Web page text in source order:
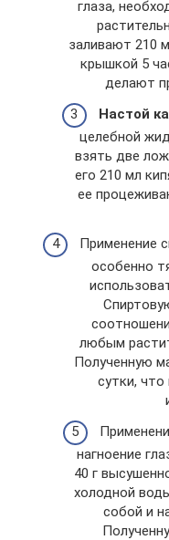
глаза,
заливают 210
крышкой 5
делают
Настой
целебной
взять две
его 210 мл
ее
Применение
особенно
любым
Полученную
сутки,
нагноение
40 г
холодной
собой и